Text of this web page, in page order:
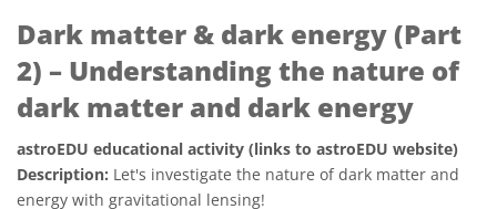
Dark matter & dark energy (Part
2) – Understanding the nature of
dark matter and dark energy
astroEDU educational activity (links to astroEDU website)
Description: Let's investigate the nature of dark matter and
energy with gravitational lensing!